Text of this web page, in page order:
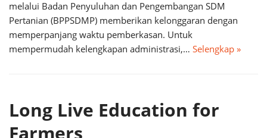
melalui Badan Penyuluhan dan Pengembangan SDM
Pertanian (BPPSDMP) memberikan kelonggaran dengan
memperpanjang waktu pemberkasan. Untuk
mempermudah kelengkapan administrasi,… Selengkap »
Long Live Education for
Farmers